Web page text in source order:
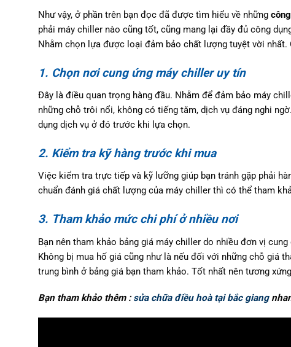
Như vậy, ở phần trên bạn đọc đã được tìm hiểu về những
phải máy chiller nào cũng tốt, cũng mang lại đầy đủ công
Nhằm chọn lựa được loại đảm bảo chất lượng tuyệt vời nhất.
1. Chọn nơi cung ứng máy chiller uy tín
Đây là điều quan trọng hàng đầu. Nhằm để đảm bảo máy
những chỗ trôi nổi, không có tiếng tăm, dịch vụ đáng nghi
dụng dịch vụ ở đó trước khi lựa chọn.
2. Kiểm tra kỹ hàng trước khi mua
Việc kiểm tra trực tiếp và kỹ lưỡng giúp bạn tránh gặp phải
chuẩn đánh giá chất lượng của máy chiller thì có thể tham
3. Tham khảo mức chi phí ở nhiều nơi
Bạn nên tham khảo bảng giá máy chiller do nhiều đơn vị
Không bị mua hố giá cũng như là nếu đối với những chỗ giá
trung bình ở bảng giá bạn tham khảo. Tốt nhất nên tương
Bạn tham khảo thêm :sửa chữa điều hoà tại bắc giang